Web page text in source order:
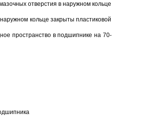
отверстия в наружном кольце
кольце закрыты пластиковой
пространство в подшипнике на 70-